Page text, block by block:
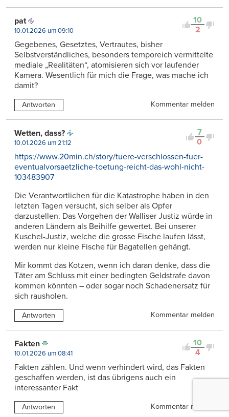
10
2
pat
10.01.2026 um 09:10
Gegebenes, Gesetztes, Vertrautes, bisher
Selbstverständliches, besonders temporeich vermittelte
mediale „Realitäten“, atomisieren sich vor laufender
Kamera. Wesentlich für mich die Frage, was mache ich
damit?
Antworten Kommentar melden
7
0
Wetten, dass?
10.01.2026 um 21:12
https://www.20min.ch/story/tuere-verschlossen-fuer-
eventualvorsaetzliche-toetung-reicht-das-wohl-nicht-
103483907
Die Verantwortlichen für die Katastrophe haben in den
letzten Tagen versucht, sich selber als Opfer
darzustellen. Das Vorgehen der Walliser Justiz würde in
anderen Ländern als Beihilfe gewertet. Bei unserer
Kuschel-Justiz, welche die grosse Fische laufen lässt,
werden nur kleine Fische für Bagatellen gehängt.
Mir kommt das Kotzen, wenn ich daran denke, dass die
Täter am Schluss mit einer bedingten Geldstrafe davon
kommen könnten – oder sogar noch Schadenersatz für
sich rausholen.
Antworten Kommentar melden
10
4
Fakten
10.01.2026 um 08:41
Fakten zählen. Und wenn verhindert wird, das Fakten
geschaffen werden, ist das übrigens auch ein
interessanter Fakt
Antworten Kommentar melden